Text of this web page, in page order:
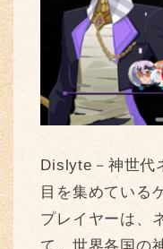
Dislyte－神世代
目を集めている
プレイヤーは、
て、世界各国の